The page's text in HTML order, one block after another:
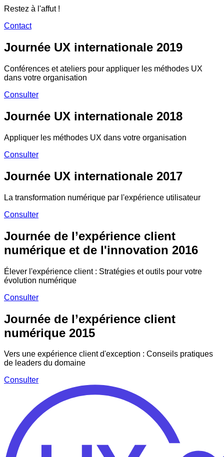
Restez à l'affut !
Contact
Journée UX internationale 2019
Conférences et ateliers pour appliquer les méthodes UX
dans votre organisation
Consulter
Journée UX internationale 2018
Appliquer les méthodes UX dans votre organisation
Consulter
Journée UX internationale 2017
La transformation numérique par l'expérience utilisateur
Consulter
Journée de l’expérience client
numérique et de l'innovation 2016
Élever l'expérience client : Stratégies et outils pour votre
évolution numérique
Consulter
Journée de l’expérience client
numérique 2015
Vers une expérience client d'exception : Conseils pratiques
de leaders du domaine
Consulter